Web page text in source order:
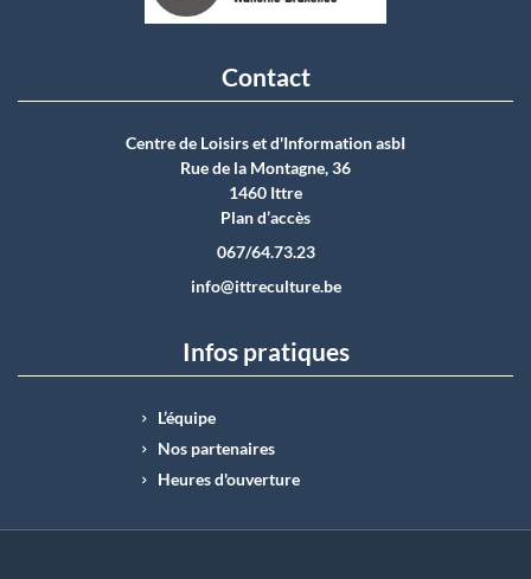
Contact
Centre de Loisirs et d'Information asbI
Rue de la Montagne, 36
1460 Ittre
Plan d’accès
067/64.73.23
info@ittreculture.be
Infos pratiques
L’équipe
Nos partenaires
Heures d'ouverture